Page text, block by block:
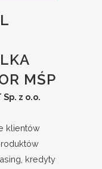
MŚP
Sp. z o.o.
klientów
kredyty